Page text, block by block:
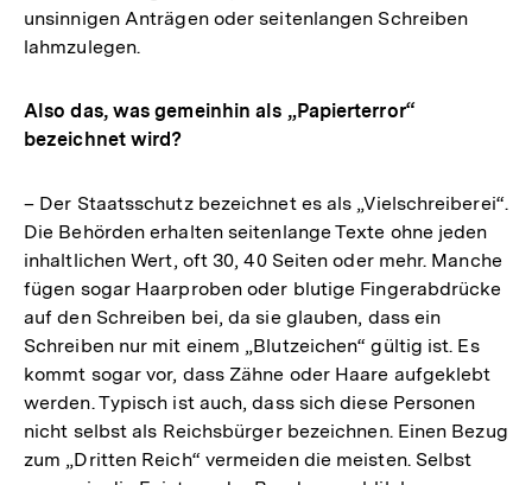
unsinnigen Anträgen oder seitenlangen Schreiben
lahmzulegen.
Also das, was gemeinhin als „Papierterror“
bezeichnet wird?
– Der Staatsschutz bezeichnet es als „Vielschreiberei“.
Die Behörden erhalten seitenlange Texte ohne jeden
inhaltlichen Wert, oft 30, 40 Seiten oder mehr. Manche
fügen sogar Haarproben oder blutige Fingerabdrücke
auf den Schreiben bei, da sie glauben, dass ein
Schreiben nur mit einem „Blutzeichen“ gültig ist. Es
kommt sogar vor, dass Zähne oder Haare aufgeklebt
werden. Typisch ist auch, dass sich diese Personen
nicht selbst als Reichsbürger bezeichnen. Einen Bezug
zum „Dritten Reich“ vermeiden die meisten. Selbst